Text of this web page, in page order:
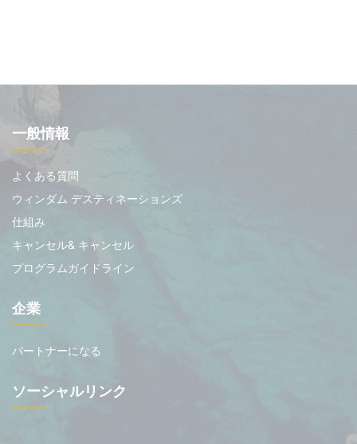
一般情報
よくある質問
ウィンダム デスティネーションズ
仕組み
キャンセル& キャンセル
プログラムガイドライン
企業
パートナーになる
ソーシャルリンク